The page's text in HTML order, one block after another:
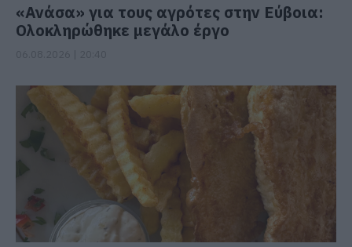
«Ανάσα» για τους αγρότες στην Εύβοια:
Ολοκληρώθηκε μεγάλο έργο